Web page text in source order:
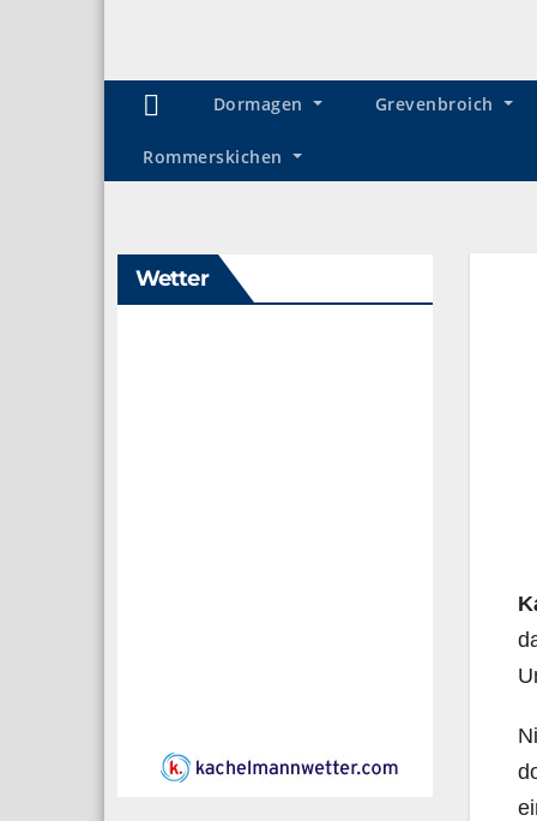
Dormagen Grevenbroich
Rommerskichen
Wetter